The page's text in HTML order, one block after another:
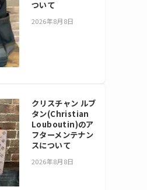
ついて
2026年8月8日
クリスチャン ルブ
タン(Christian
Louboutin)のア
フターメンテナン
スについて
2026年8月8日